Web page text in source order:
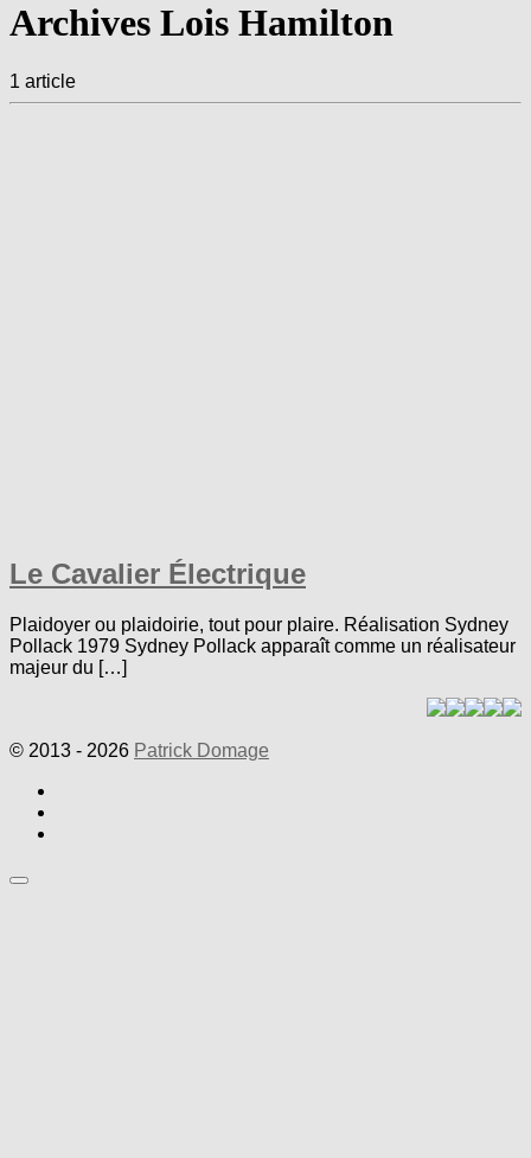
Archives Lois Hamilton
1 article
Le Cavalier Électrique
Plaidoyer ou plaidoirie, tout pour plaire. Réalisation Sydney
Pollack 1979 Sydney Pollack apparaît comme un réalisateur
majeur du […]
© 2013 - 2026 Patrick Domage